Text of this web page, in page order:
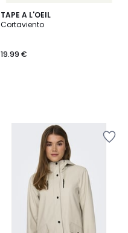
TAPE A L'OEIL
Cortaviento
19.99 €